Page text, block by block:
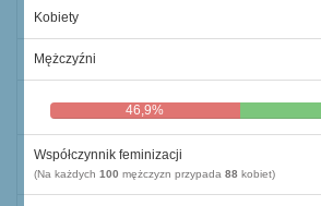
Kobiety
Mężczyźni
46,9%
Współczynnik feminizacji
(Na każdych 100 mężczyzn przypada 88 kobiet)